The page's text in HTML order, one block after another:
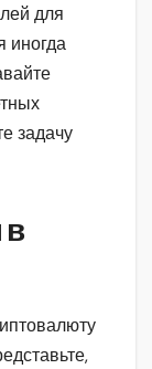
для
иногда
задачу
в